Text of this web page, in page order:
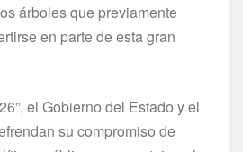
árboles que previamente
en parte de esta gran
el Gobierno del Estado y el
su compromiso de